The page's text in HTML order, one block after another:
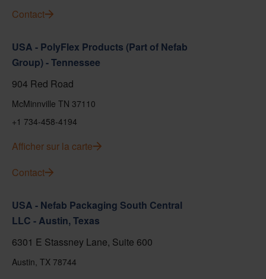
Contact
USA - PolyFlex Products (Part of Nefab
Group) - Tennessee
904 Red Road
McMinnville TN 37110
+1 734-458-4194
Afficher sur la carte
Contact
USA - Nefab Packaging South Central
LLC - Austin, Texas
6301 E Stassney Lane, Suite 600
Austin, TX 78744